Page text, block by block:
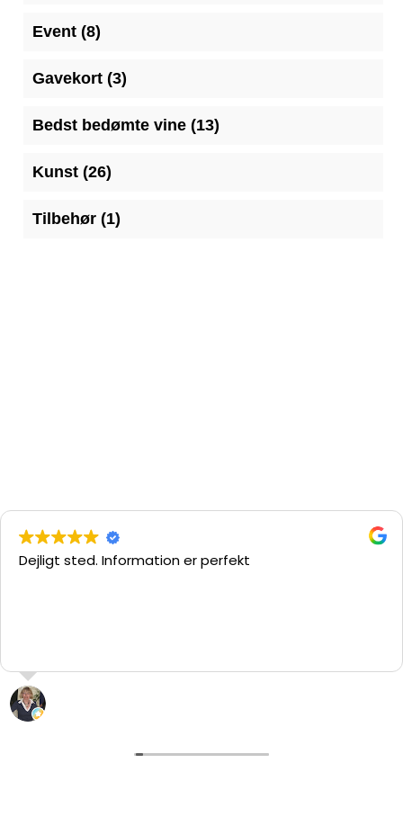
Event 88
Gavekort 33
Bedst bedømte vine 1313
Kunst 2626
Tilbehør 11
Dejligt sted. Information er perfekt